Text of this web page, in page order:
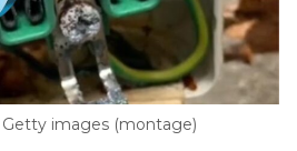
images (montage)